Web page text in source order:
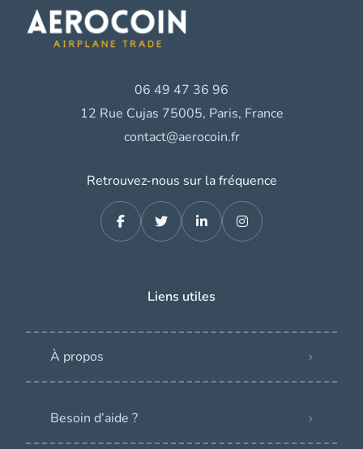
06 49 47 36 96
12 Rue Cujas 75005, Paris, France
contact@aerocoin.fr
Retrouvez-nous sur la fréquence
Liens utiles
À propos
Besoin d’aide ?